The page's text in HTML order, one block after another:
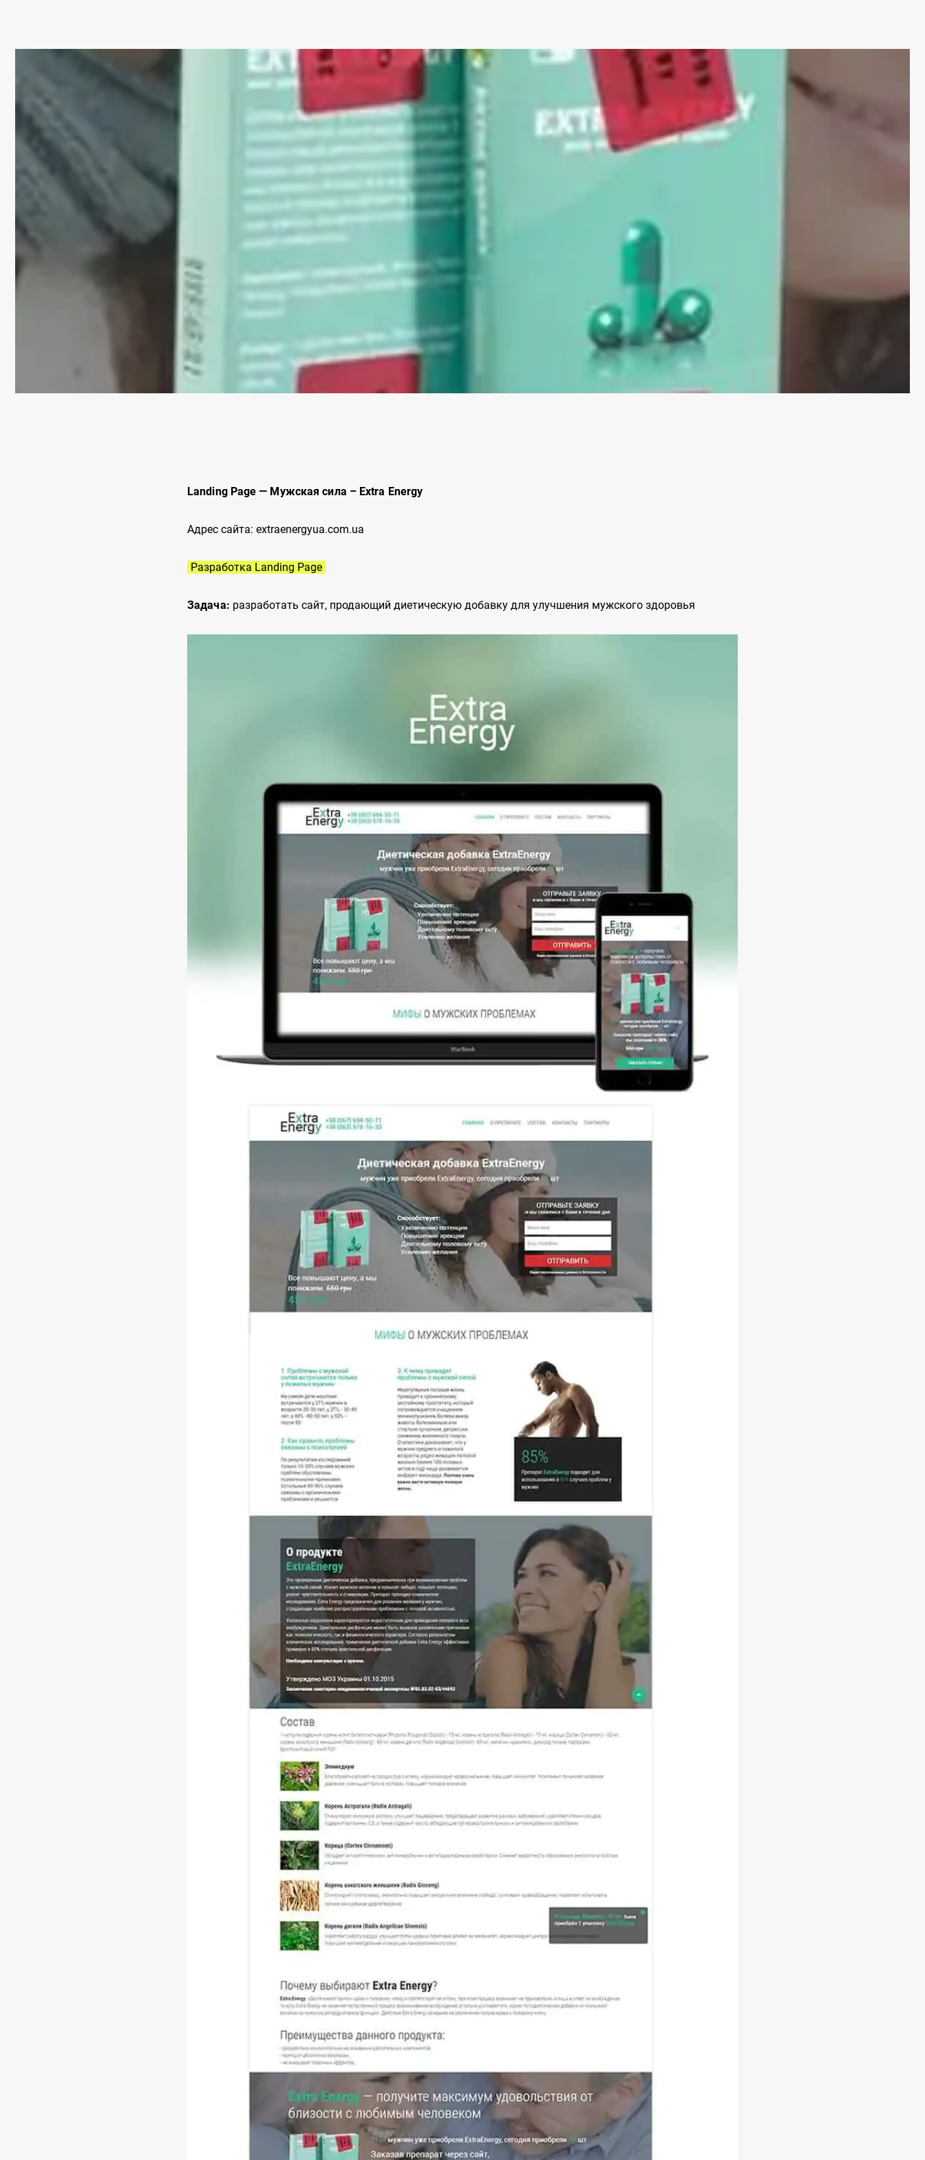
Landing Page — Мужская сила – Extra Energy
Адрес сайта: extraenergyua.com.ua
Разработка Landing Page
Задача: разработать сайт, продающий диетическую добавку для улучшения мужского здоровья